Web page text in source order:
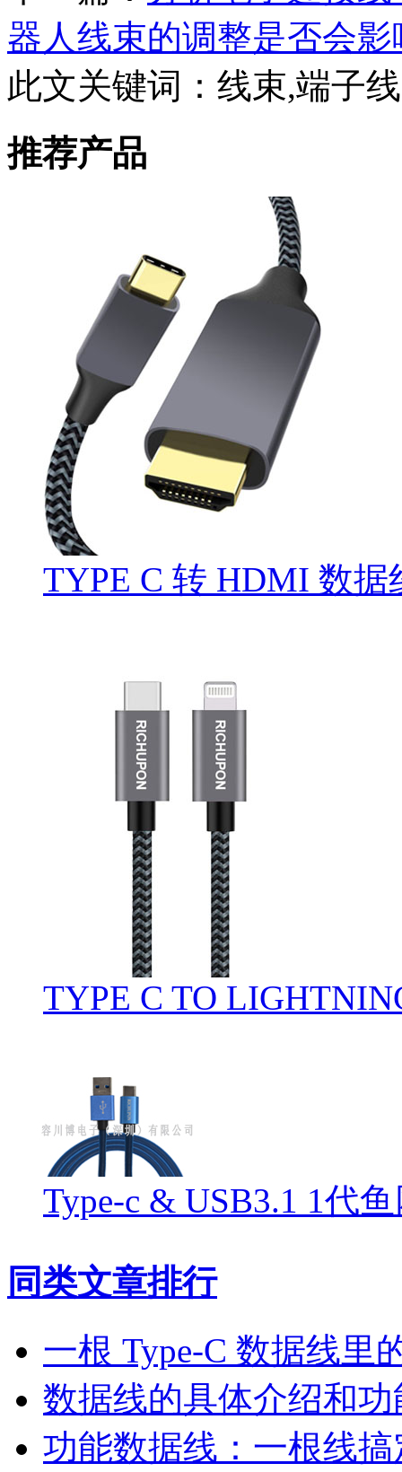
器人线束的调整是否会
此文关键词： 线束,端子
推荐产品
TYPE C 转 HDMI 数据
TYPE C TO
Type-c & USB3.1 1代
同类文章排行
一根 Type-C 数据线里
数据线的具体介绍和功
功能数据线：一根线